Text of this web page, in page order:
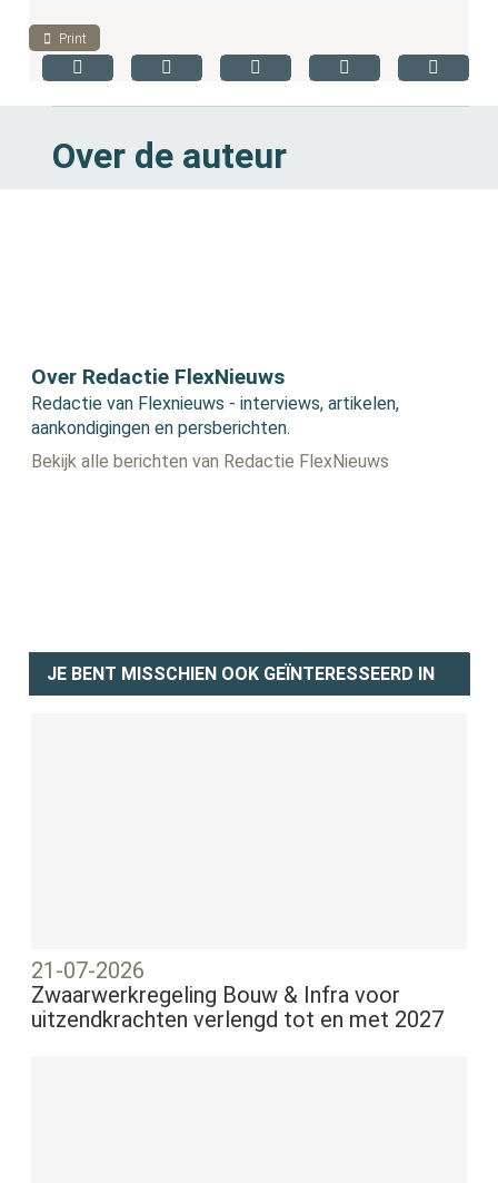
Print
Over de auteur
Over Redactie FlexNieuws
Redactie van Flexnieuws - interviews, artikelen,
aankondigingen en persberichten.
Bekijk alle berichten van Redactie FlexNieuws
JE BENT MISSCHIEN OOK GEÏNTERESSEERD IN
21-07-2026
Zwaarwerkregeling Bouw & Infra voor
uitzendkrachten verlengd tot en met 2027